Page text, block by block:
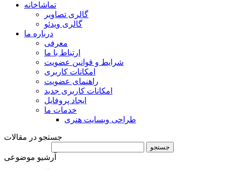
تماشاخانه
گالری تصاویر
گالری ویدئو
درباره ما
معرفی
ارتباط با ما
شرایط و قوانین عضویت
امکانات کاربری
راهنمای عضویت
امکانات کاربری جدید
ایجاد پروفایل
خدمات ما
طراحی وبسایت هنری
جستجو در مقالات
آرشیو موضوعی